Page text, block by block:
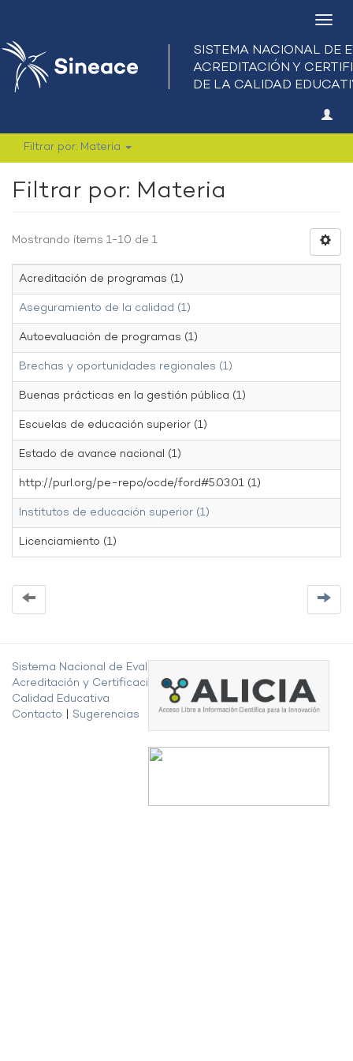
Filtrar por: Materia
Filtrar por: Materia
Mostrando ítems 1-10 de 1
Acreditación de programas (1)
Aseguramiento de la calidad (1)
Autoevaluación de programas (1)
Brechas y oportunidades regionales (1)
Buenas prácticas en la gestión pública (1)
Escuelas de educación superior (1)
Estado de avance nacional (1)
http://purl.org/pe-repo/ocde/ford#5.03.01 (1)
Institutos de educación superior (1)
Licenciamiento (1)
Sistema Nacional de Evaluación,
Acreditación y Certificación de la
Calidad Educativa
Contacto
Sugerencias